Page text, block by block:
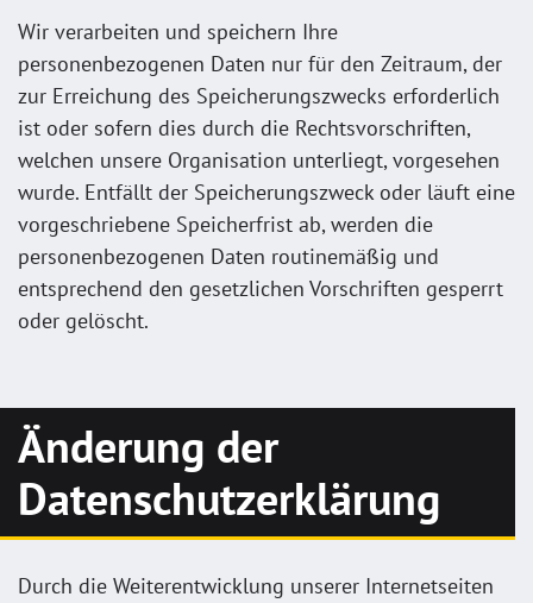
Wir verarbeiten und speichern Ihre
personenbezogenen Daten nur für den Zeitraum, der
zur Erreichung des Speicherungszwecks erforderlich
ist oder sofern dies durch die Rechtsvorschriften,
welchen unsere Organisation unterliegt, vorgesehen
wurde. Entfällt der Speicherungszweck oder läuft eine
vorgeschriebene Speicherfrist ab, werden die
personenbezogenen Daten routinemäßig und
entsprechend den gesetzlichen Vorschriften gesperrt
oder gelöscht.
Änderung der
Datenschutzerklärung
Durch die Weiterentwicklung unserer Internetseiten